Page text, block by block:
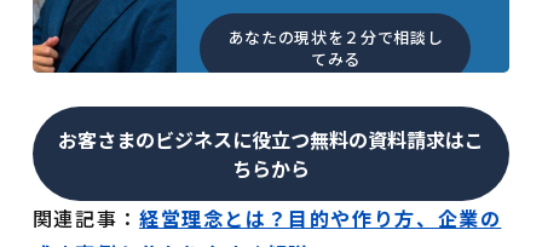
あなたの現状を２分で相談し
てみる
お客さまのビジネスに役立つ無料の資料請求はこ
ちらから
関連記事： 経営理念とは？目的や作り方、企業の